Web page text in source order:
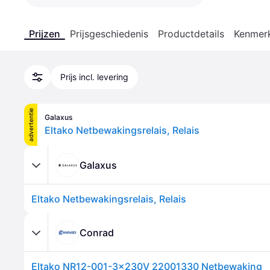
Prijzen Prijsgeschiedenis Productdetails
Prijs incl. levering
advertentie Galaxus
Eltako Netbewakingsrelais, Relais
Galaxus
Eltako Netbewakingsrelais, Relais
Conrad
Eltako NR12-001-3x230V 22001330 Netbewaking